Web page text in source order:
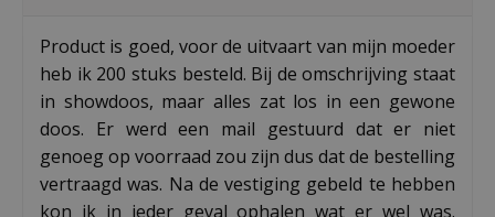
Product is goed, voor de uitvaart van mijn moeder
heb ik 200 stuks besteld. Bij de omschrijving staat
in showdoos, maar alles zat los in een gewone
doos. Er werd een mail gestuurd dat er niet
genoeg op voorraad zou zijn dus dat de bestelling
vertraagd was. Na de vestiging gebeld te hebben
kon ik in ieder geval ophalen wat er wel was.